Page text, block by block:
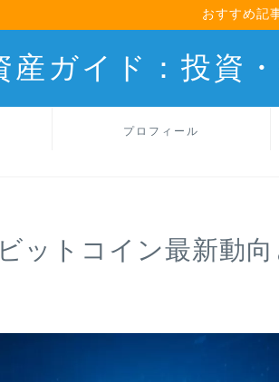
おすすめ記
産ガイド：投資
プロフィール
ットコイン最新動